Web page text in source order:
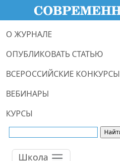
О ЖУРНАЛЕ
ОПУБЛИКОВАТЬ СТАТЬЮ
ВСЕРОССИЙСКИЕ КОНКУРСЫ
ВЕБИНАРЫ
КУРСЫ
Школа